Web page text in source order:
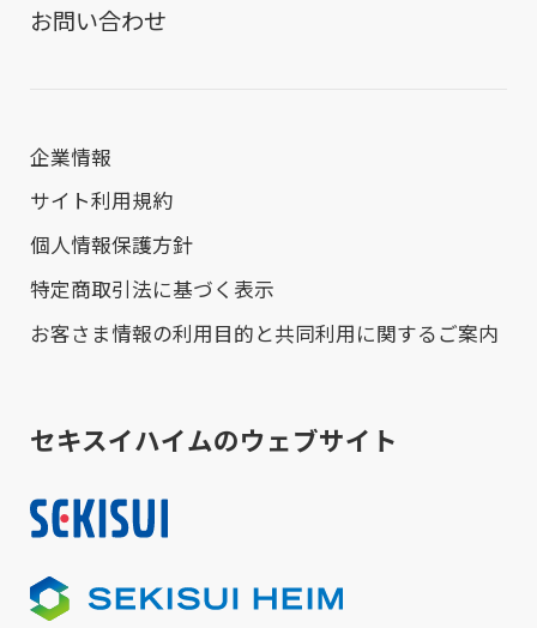
お問い合わせ
企業情報
サイト利用規約
個人情報保護方針
特定商取引法に基づく表示
お客さま情報の利用目的と共同利用に関するご案内
セキスイハイムのウェブサイト